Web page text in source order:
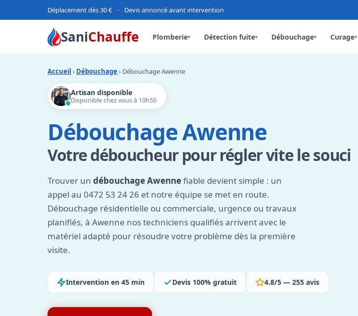
Déplacement dès 30 € • Devis annoncé avant intervention
SaniChauffe Plomberie▾ Détection fuite▾ Débouchage▾ Curage▾
Accueil › Débouchage › Débouchage Awenne
Artisan disponible
Disponible chez vous à 10h50
Débouchage Awenne
Votre déboucheur pour régler vite le souci
Trouver un débouchage Awennefiable devient simple : un
appel au 0472 53 24 26 et notre équipe se met en route.
Débouchage résidentielle ou commerciale, urgence ou travaux
planifiés, à Awenne nos techniciens qualifiés arrivent avec le
matériel adapté pour résoudre votre problème dès la première
visite.
Intervention en 45 min Devis 100% gratuit 4.8/5 — 255 avis